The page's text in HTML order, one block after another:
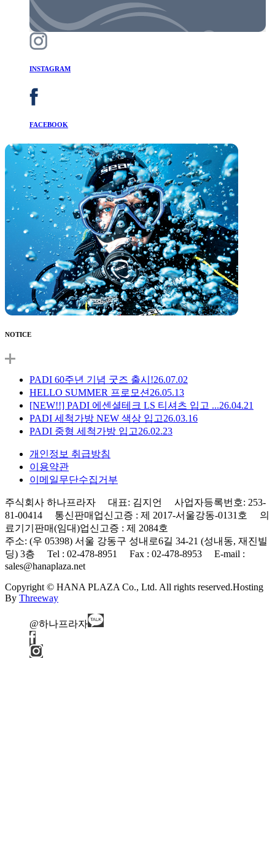
INSTAGRAM
FACEBOOK
NOTICE
PADI 60주년 기념 굿즈 출시!26.07.02
HELLO SUMMER 프로모션 26.05.13
[NEW!!] PADI 에센셜테크 LS 티셔츠 입고 ...26.04.21
PADI 세척가방 NEW 색상 입고26.03.16
PADI 중형 세척가방 입고26.02.23
개인정보 취급방침
이용약관
이메일무단수집거부
주식회사 하나프라자 대표: 김지언 사업자등록번호: 253-
81-00414 통신판매업신고증 : 제 2017-서울강동-0131호 의
료기기판매(임대)업신고증 : 제 2084호
주소: (우 05398) 서울 강동구 성내로6길 34-21 (성내동, 재진빌
딩) 3층 Tel : 02-478-8951 Fax : 02-478-8953 E-mail :
sales@hanaplaza.net
Copyright © HANA PLAZA Co., Ltd. All rights reserved.Hosting
By Threeway
@하나프라자